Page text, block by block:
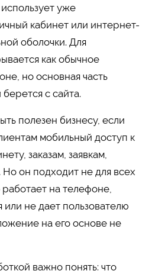
уже
кабинет или интернет-
оболочки. Для
как обычное
но основная часть
с сайта.
полезен бизнесу, если
мобильный доступ к
заказам, заявкам,
Но он подходит не для всех
на телефоне,
не дает пользователю
на его основе не
важно понять: что